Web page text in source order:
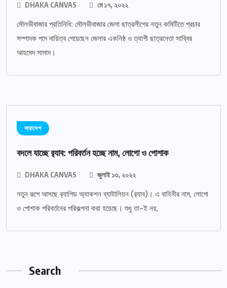
DHAKA CANVAS মে ১৭, ২০২২
মৌলভীবাজার প্রতিনিধি: মৌলভীবাজার জেলা ছাত্রলীগের নতুন কমিটিতে প্রচার
সম্পাদক পদে দায়িত্ব পেয়েছেন জেলার একনিষ্ঠ ও ত্যাগী ছাত্রনেতা সাব্বির
আহমেদ সামাদ।
সারাদেশ
বদলে যাচ্ছে র‌্যাব: পরিবর্তন হচ্ছে নাম, লোগো ও পোশাক
DHAKA CANVAS জুলাই ১৩, ২০২২
নতুন রূপে আসছে র‌্যাপিড অ্যাকশন ব্যাটালিয়ন (র‌্যাব)। এ বাহিনীর নাম, লোগো
ও পোশাক পরিবর্তনের পরিকল্পনা করা হয়েছে। শুধু তা-ই নয়,
Search